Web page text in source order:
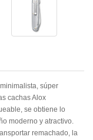
súper
cachas Alox
se obtiene lo
moderno y atractivo.
remachado, la